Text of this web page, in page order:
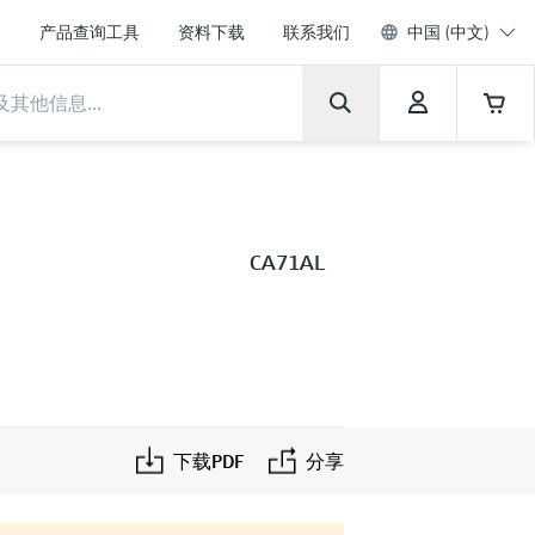
产品查询工具 资料下载 联系我们 中国 (中文)
CA71AL
下载PDF 分享